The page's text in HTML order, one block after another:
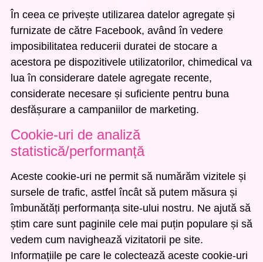
În ceea ce privește utilizarea datelor agregate și
furnizate de către Facebook, având în vedere
imposibilitatea reducerii duratei de stocare a
acestora pe dispozitivele utilizatorilor, chimedical va
lua în considerare datele agregate recente,
considerate necesare și suficiente pentru buna
desfășurare a campaniilor de marketing.
Cookie-uri de analiză
statistică/performanță
Aceste cookie-uri ne permit să numărăm vizitele și
sursele de trafic, astfel încât să putem măsura și
îmbunătăți performanța site-ului nostru. Ne ajută să
știm care sunt paginile cele mai puțin populare și să
vedem cum navighează vizitatorii pe site.
Informațiile pe care le colectează aceste cookie-uri